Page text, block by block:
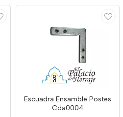
Escuadra Ensamble Postes
Cda0004